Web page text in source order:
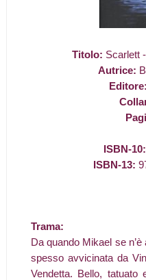
Titolo: Scarlett
Autrice:
Editore:
ISBN-10:
ISBN-13:
Trama:
Da quando Mikael se
spesso avvicinata da
Vendetta. Bello, tatuato